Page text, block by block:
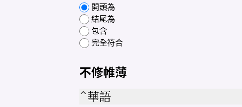
開頭為
結尾為
包含
完全符合
不修帷薄
華語